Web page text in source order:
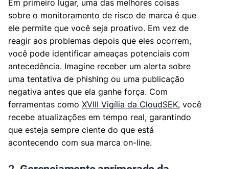
Em primeiro lugar, uma das melhores coisas
sobre o monitoramento de risco de marca é que
ele permite que você seja proativo. Em vez de
reagir aos problemas depois que eles ocorrem,
você pode identificar ameaças potenciais com
antecedência. Imagine receber um alerta sobre
uma tentativa de phishing ou uma publicação
negativa antes que ela ganhe força. Com
ferramentas como XVIII Vigília da CloudSEK, você
recebe atualizações em tempo real, garantindo
que esteja sempre ciente do que está
acontecendo com sua marca on-line.